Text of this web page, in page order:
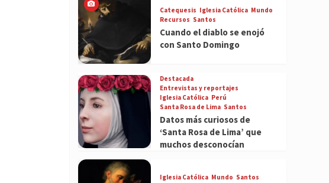
Catequesis Iglesia Católica Mundo
Recursos Santos
Cuando el diablo se enojó
con Santo Domingo
Destacada
Entrevistas y reportajes
Iglesia Católica Perú
Santa Rosa de Lima Santos
Datos más curiosos de
‘Santa Rosa de Lima’ que
muchos desconocían
Iglesia Católica Mundo Santos